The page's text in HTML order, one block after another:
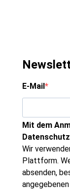
E-Mail
Mit dem
Wir
Plattform.
absenden,